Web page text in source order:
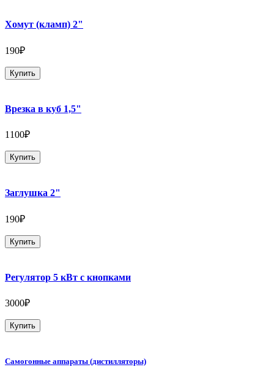
Хомут (кламп) 2"
190₽
Купить
Врезка в куб 1,5"
1100₽
Купить
Заглушка 2"
190₽
Купить
Регулятор 5 кВт с кнопками
3000₽
Купить
Самогонные аппараты (дистилляторы)